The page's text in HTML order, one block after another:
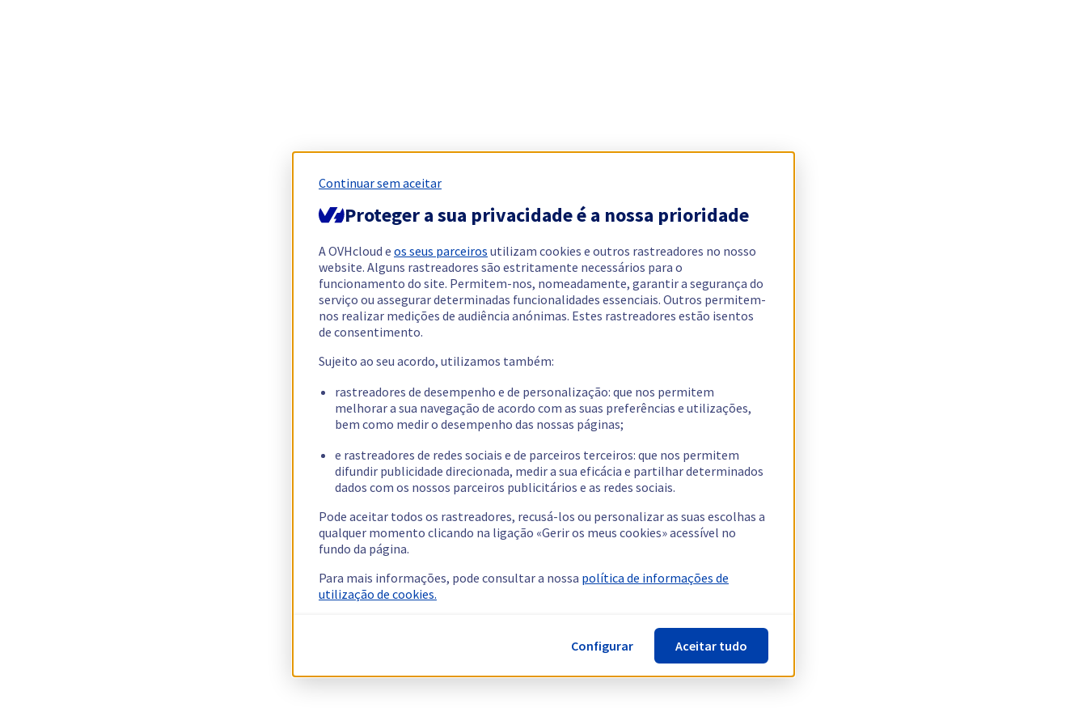
Continuar sem aceitar
Proteger a sua privacidade é a nossa prioridade
A OVHcloud e os seus parceiros utilizam cookies e outros rastreadores no nosso
website. Alguns rastreadores são estritamente necessários para o
funcionamento do site. Permitem-nos, nomeadamente, garantir a segurança do
serviço ou assegurar determinadas funcionalidades essenciais. Outros permitem-
nos realizar medições de audiência anónimas. Estes rastreadores estão isentos
de consentimento.
Sujeito ao seu acordo, utilizamos também:
rastreadores de desempenho e de personalização: que nos permitem
melhorar a sua navegação de acordo com as suas preferências e utilizações,
bem como medir o desempenho das nossas páginas;
e rastreadores de redes sociais e de parceiros terceiros: que nos permitem
difundir publicidade direcionada, medir a sua eficácia e partilhar determinados
dados com os nossos parceiros publicitários e as redes sociais.
Pode aceitar todos os rastreadores, recusá-los ou personalizar as suas escolhas a
qualquer momento clicando na ligação «Gerir os meus cookies» acessível no
fundo da página.
Para mais informações, pode consultar a nossa política de informações de
utilização de cookies.
Configurar Aceitar tudo